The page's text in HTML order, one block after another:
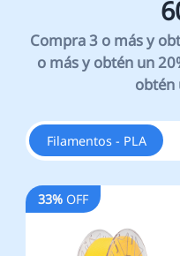
Filamentos - PLA
33% OFF